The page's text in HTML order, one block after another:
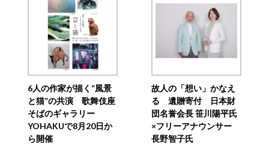
6人の作家が描く“風景
と猫”の共演 歌舞伎座
そばのギャラリー
YOHAKUで8月20日か
ら開催
故人の「想い」かなえ
る 遺贈寄付 日本財
団名誉会長 笹川陽平氏
×フリーアナウンサー
長野智子氏